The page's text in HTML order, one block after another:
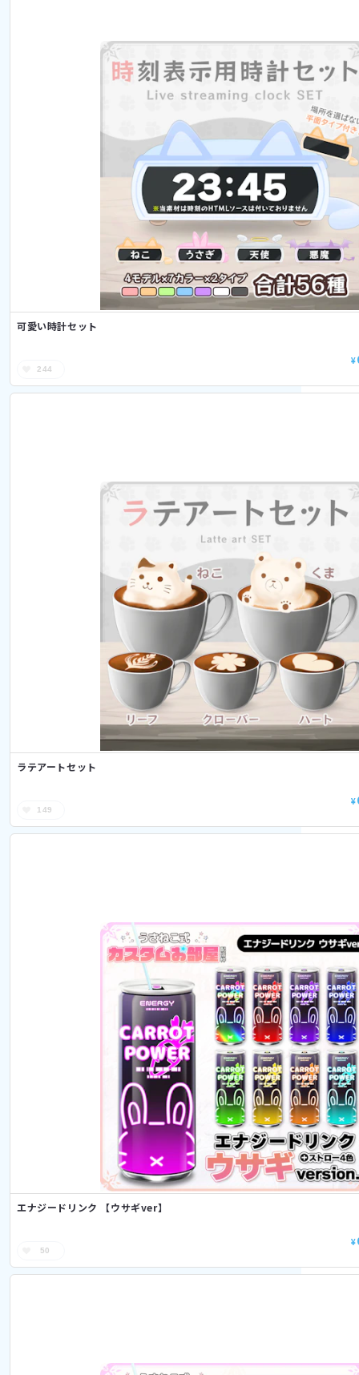
可愛い時計セット
244
¥
ラテアートセット
149
¥
エナジードリンク 【ウサギver】
50
¥